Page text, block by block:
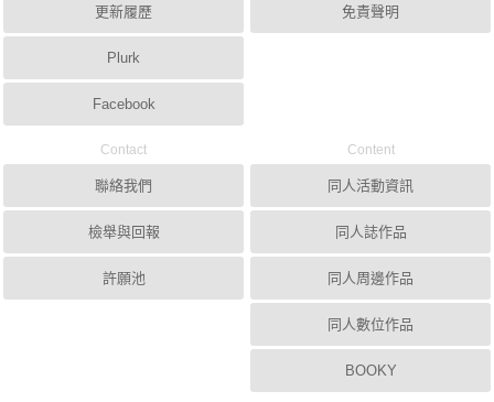
更新履歷
Plurk
Facebook
免責聲明
Contact
聯絡我們
檢舉與回報
許願池
Content
同人活動資訊
同人誌作品
同人周邊作品
同人數位作品
BOOKY